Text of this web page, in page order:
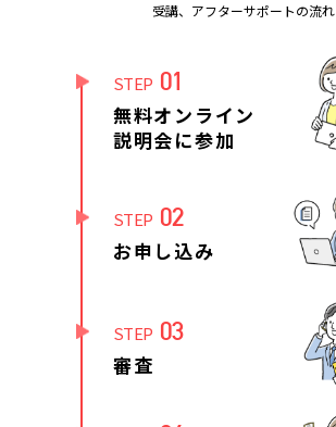
受講、アフターサポートの流れ
STEP 01
無料オンライン
説明会に参加
STEP 02
お申し込み
STEP 03
審査